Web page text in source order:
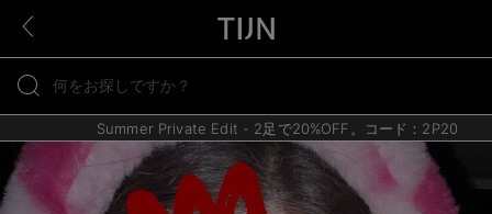
Summer Private Edit - 2足で20%OFF。コード：2P20